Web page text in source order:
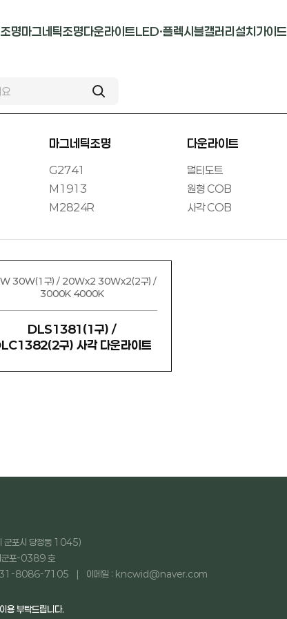
명
출직부
트
마그네틱조명
M2824R
다운라이트
원형 COB
사각 COB
LED·플렉시블
바리솔PCB
갤러리설치가이드
마그네틱조명
G2741
M1913
M2824R
다운라이트
멀티도트
원형 COB
사각 COB
30W(1구) / 20Wx2 30Wx2(2구) /
3000K 4000K
DLS1381(1구) /
구) 사각 다운라이트
군포시 당정동 1045)
군포-0389 호
8086-7105 이메일 : kncwid@naver.com
부탁드립니다.